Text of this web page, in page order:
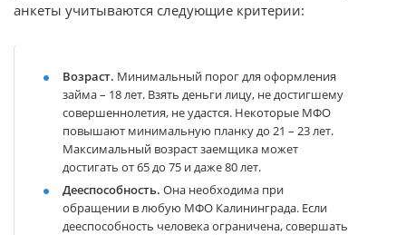
анкеты учитываются следующие критерии:
Возраст. Минимальный порог для оформления
займа – 18 лет. Взять деньги лицу, не достигшему
совершеннолетия, не удастся. Некоторые МФО
повышают минимальную планку до 21 – 23 лет.
Максимальный возраст заемщика может
достигать от 65 до 75 и даже 80 лет.
Дееспособность. Она необходима при
обращении в любую МФО Калининграда. Если
дееспособность человека ограничена, совершать